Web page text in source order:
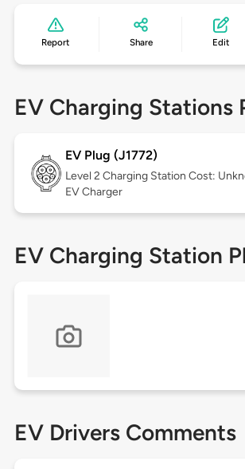
Report Share Edit
EV Charging Stations
EV Plug (J1772)
Level 2 Charging Station Cost:
EV Charger
EV Charging Station
EV Drivers Comments